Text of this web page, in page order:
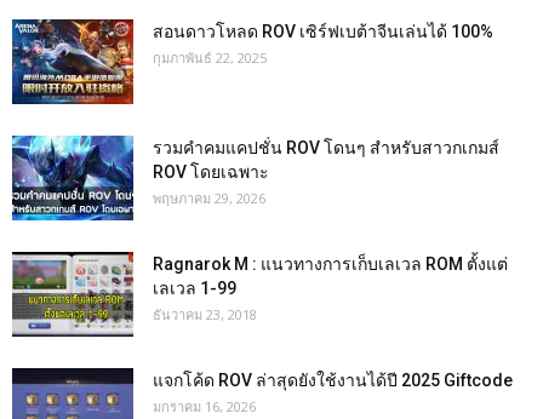
สอนดาวโหลด ROV เซิร์ฟเบต้าจีนเล่นได้ 100%
กุมภาพันธ์ 22, 2025
รวมคำคมแคปชั่น ROV โดนๆ สำหรับสาวกเกมส์
ROV โดยเฉพาะ
พฤษภาคม 29, 2026
Ragnarok M : แนวทางการเก็บเลเวล ROM ตั้งแต่
เลเวล 1-99
ธันวาคม 23, 2018
แจกโค้ด ROV ล่าสุดยังใช้งานได้ปี 2025 Giftcode
มกราคม 16, 2026